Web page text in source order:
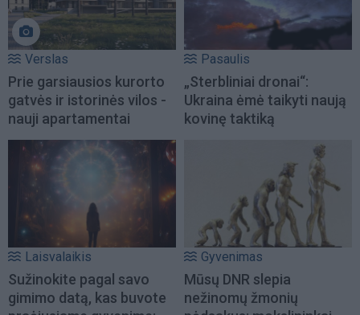
Verslas
Prie garsiausios kurorto
gatvės ir istorinės vilos -
nauji apartamentai
Pasaulis
„Sterbliniai dronai“:
Ukraina ėmė taikyti naują
kovinę taktiką
Laisvalaikis
Sužinokite pagal savo
gimimo datą, kas buvote
Gyvenimas
Mūsų DNR slepia
nežinomų žmonių